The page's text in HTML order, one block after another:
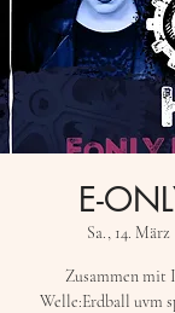
E-
Sa., 14. März
Zusammen mit
Welle:Erdball uvm